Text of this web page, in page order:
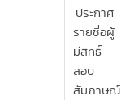
ประกาศ
รายชื่อผู้
มีสิทธิ์
สอบ
สัมภาษณ์